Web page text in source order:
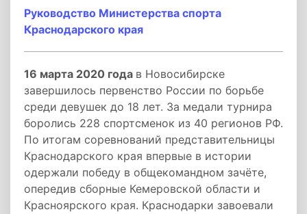
Руководство Министерства спорта
Краснодарского края
16 марта 2020 года в Новосибирске
завершилось первенство России по борьбе
среди девушек до 18 лет. За медали турнира
боролись 228 спортсменок из 40 регионов РФ.
По итогам соревнований представительницы
Краснодарского края впервые в истории
одержали победу в общекомандном зачёте,
опередив сборные Кемеровской области и
Красноярского края. Краснодарки завоевали